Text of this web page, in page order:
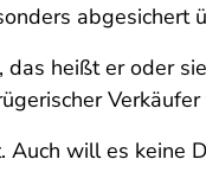
abgesichert
heißt er oder
will es keine